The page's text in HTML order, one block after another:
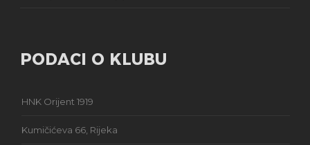
PODACI O KLUBU
HNK Orijent 1919
Kumičićeva 66, Rijeka